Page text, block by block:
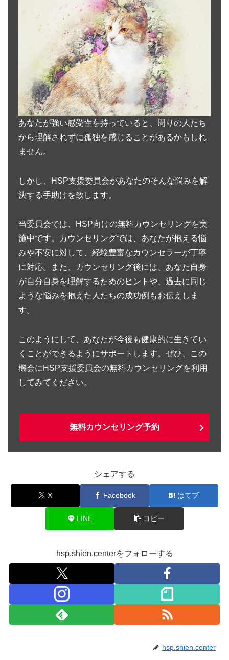
あなたが強い感受性を持っていると、周りの人たち
から理解されずに孤独を感じることがあるかもしれ
ません。
しかし、HSP支援委員会があなたのそんな悩みを解
決する手助けを致します。
当委員会では、HSP向けの無料カウンセリングを実
施中です。カウンセリングでは、あなたが抱える悩
みや不安に対して、経験豊富なカウンセラーが丁寧
に対応。また、カウンセリング後には、あなた自身
が自分自身を理解するためのヒントや、過去に同じ
ような悩みを抱えた人たちの成功例もお伝えしま
す。
このようにして、あなたが今後も健康的に生きてい
くことができるようにサポートします。ぜひ、この
機会にHSP支援委員会の無料カウンセリングを利用
してみてください。
無料カウンセリング予約
シェアする
X Facebook はてブ
LINE コピー
hsp.shien.centerをフォローする
hsp.shien.center